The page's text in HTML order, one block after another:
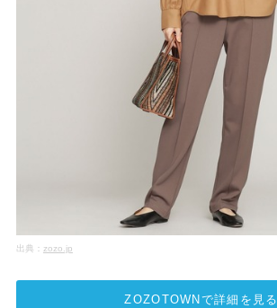
出典： zozo.jp
ZOZOTOWNで詳細を見る